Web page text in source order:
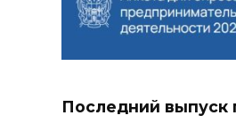
Последний выпуск